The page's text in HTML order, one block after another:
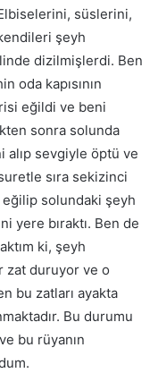
süslerini,
şeyh
dizilmişlerdi. Ben
oda kapısının
eğildi ve beni
sonra solunda
alıp sevgiyle öptü ve
sıra sekizinci
eğilip solun­daki şeyh
yere bıraktı. Ben de
ki, şeyh
zat duruyor ve o
bu zatları ayakta
Bu durumu
bu rüyanın